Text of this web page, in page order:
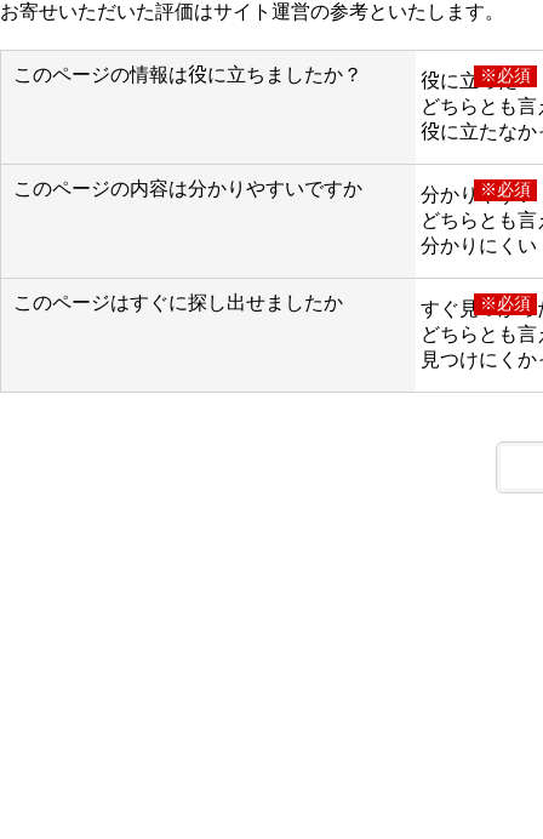
お寄せいただいた評価はサイト運営の参考といたします。
このページの情報は役に立ちましたか？ ※必須
役に立った
どちらとも言
役に立たなか
このページの内容は分かりやすいですか ※必須
分かりやすい
どちらとも言
分かりにくい
このページはすぐに探し出せましたか ※必須
すぐ見つかっ
どちらとも言
見つけにくか